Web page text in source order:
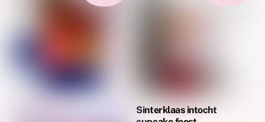
Sinterklaas intocht